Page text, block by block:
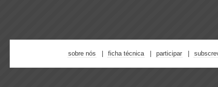
sobre nós ficha técnica participar